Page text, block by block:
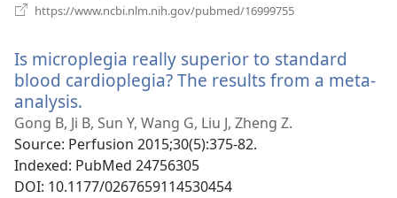
https://www.ncbi.nlm.nih.gov/pubmed/16999755
вікні)
Is microplegia really superior to standard
blood cardioplegia? The results from a meta-
analysis.
у
новому
вікні)
Gong B, Ji B, Sun Y, Wang G, Liu J, Zheng Z.
Source‎: Perfusion 2015;30(5):375-82.
Indexed‎: PubMed 24756305
DOI‎: 10.1177/0267659114530454